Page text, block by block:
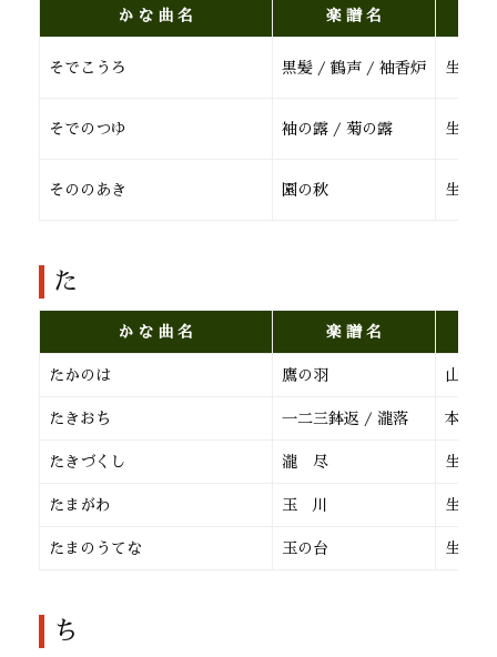
か な 曲 名 楽 譜 名
そでこうろ 黒髪 / 鶴声 / 袖香炉 生田流
そでのつゆ 袖の露 / 菊の露 生田流
そののあき 園の秋 生田流
た
か な 曲 名 楽 譜 名
たかのは 鷹の羽 山田流
たきおち 一二三鉢返 / 瀧落 本 曲
たきづくし 瀧 尽 生田流
たまがわ 玉 川 生田流
たまのうてな 玉の台 生田流
ち